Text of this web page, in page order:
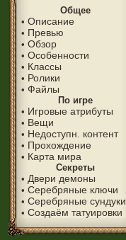
Общее
• Описание
• Превью
• Обзор
• Особенности
• Классы
• Ролики
• Файлы
По игре
• Игровые атрибуты
• Вещи
• Недоступн. контент
• Прохождение
• Карта мира
Секреты
• Двери демоны
• Серебряные ключи
• Серебряные сундуки
• Создаём татуировки